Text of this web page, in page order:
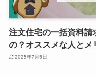
注文住宅の一括資料
の？オススメな人とメ
2025年7月5日